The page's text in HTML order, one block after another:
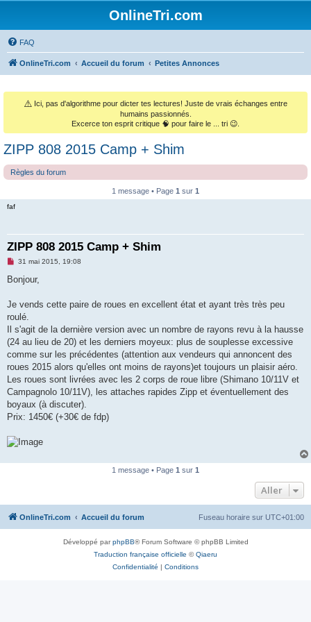
OnlineTri.com
FAQ
OnlineTri.com Accueil du forum Petites Annonces
⚠️ Ici, pas d'algorithme pour dicter tes lectures! Juste de vrais échanges entre
humains passionnés.
Excerce ton esprit critique 🧠 pour faire le ... tri 😉.
ZIPP 808 2015 Camp + Shim
Règles du forum
1 message • Page 1 sur 1
faf
ZIPP 808 2015 Camp + Shim
M
s
g
n
o
l
u
31 mai 2015, 19:08
Bonjour,
Je vends cette paire de roues en excellent état et ayant très très peu
roulé.
Il s'agit de la dernière version avec un nombre de rayons revu à la hausse
(24 au lieu de 20) et les derniers moyeux: plus de souplesse excessive
comme sur les précédentes (attention aux vendeurs qui annoncent des
roues 2015 alors qu'elles ont moins de rayons)et toujours un plaisir aéro.
Les roues sont livrées avec les 2 corps de roue libre (Shimano 10/11V et
Campagnolo 10/11V), les attaches rapides Zipp et éventuellement des
boyaux (à discuter).
Prix: 1450€ (+30€ de fdp)
1 message • Page 1 sur 1
Aller
OnlineTri.com Accueil du forum Fuseau horaire sur UTC+01:00
Développé parphpBB® Forum Software © phpBB Limited
Traduction française officielle ©Qiaeru
Confidentialité | Conditions